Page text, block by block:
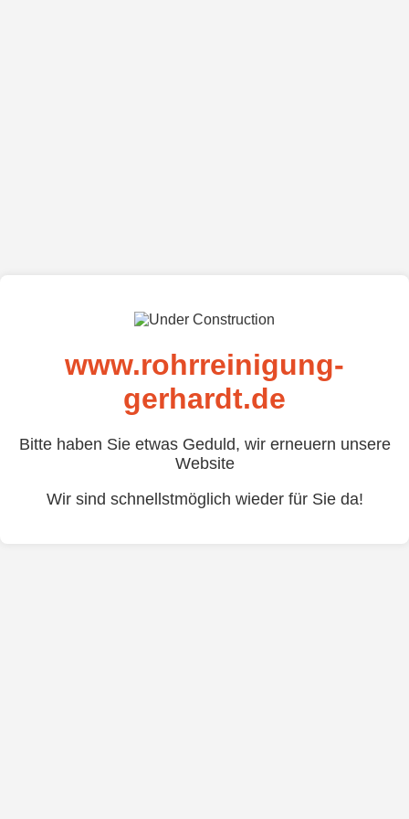
www.rohrreinigung-
gerhardt.de
Bitte haben Sie etwas Geduld, wir erneuern unsere
Website
Wir sind schnellstmöglich wieder für Sie da!